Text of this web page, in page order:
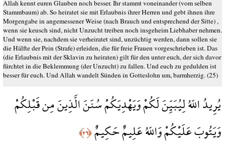
Allah kennt euren Glauben noch besser. Ihr stammt voneinander (vom selben
Stammbaum) ab. So heiratet sie mit Erlaubnis ihrer Herren und gebt ihnen ihre
Morgengabe in angemessener Weise (nach Brauch und entsprechend der Sitte) ,
wenn sie keusch sind, nicht Unzucht treiben noch insgeheim Liebhaber nehmen.
Und wenn sie, nachdem sie verheiratet sind, unzüchtig werden, dann sollen sie
die Hälfte der Pein (Strafe) erleiden, die für freie Frauen vorgeschrieben ist. Das
(die Erlaubnis mit der Sklavin zu heiraten) gilt für den unter euch, der sich davor
fürchtet in die Beklemmung (der Unzucht) zu fallen. Und euch zu gedulden ist
besser für euch. Und Allah wandelt Sünden in Gotteslohn um, barmherzig. (25)
يُرِيدُ اللّهُ لِيُبَيِّنَ لَكُمْ وَيَهْدِيَكُمْ سُنَنَ الَّذِينَ مِن قَبْلِكُمْ
وَيَتُوبَ عَلَيْكُمْ وَاللّهُ عَلِيمٌ حَكِيمٌ﴿٢٦﴾